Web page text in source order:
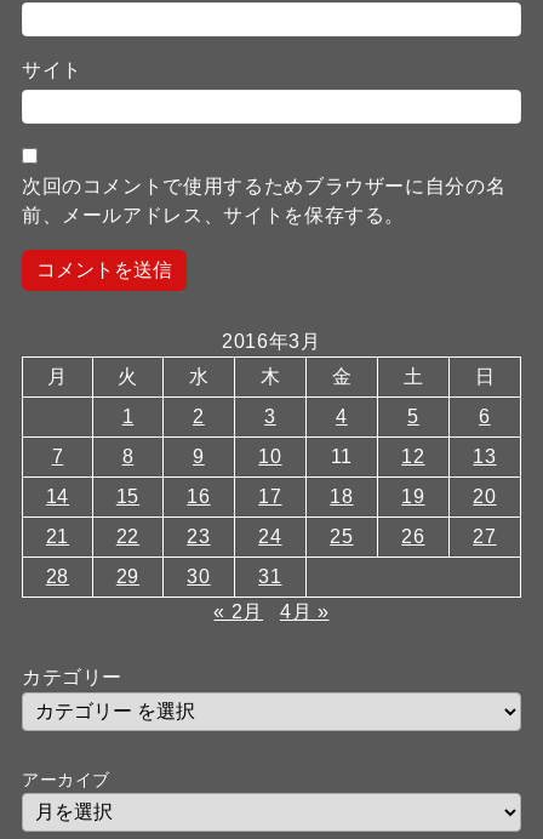
サイト
次回のコメントで使用するためブラウザーに自分の名
前、メールアドレス、サイトを保存する。
2016年3月
月
火 水 木 金 土
日
1
2 3 4 5
6
7
8 9 10 11 12
13
14
15 16 17 18 19
20
21
22 23 24 25 26
27
28
29 30
31
« 2月
4月 »
カテゴリー
アーカイブ